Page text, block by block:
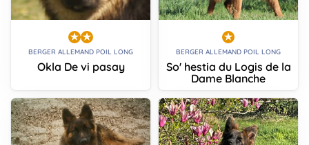
BERGER ALLEMAND POIL LONG
Okla De vi pasay
BERGER ALLEMAND POIL LONG
So' hestia du Logis de la
Dame Blanche